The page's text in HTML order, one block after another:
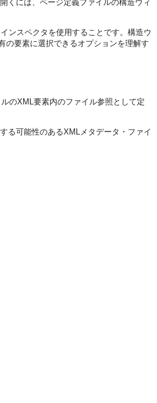
くには、ページ定義ファイルの構造ウィ
ンスペクタを使用することです。構造ウ
の要素に選択できるオプションを理解す
のXML要素内のファイル参照として定
る可能性のあるXMLメタデータ・ファイ